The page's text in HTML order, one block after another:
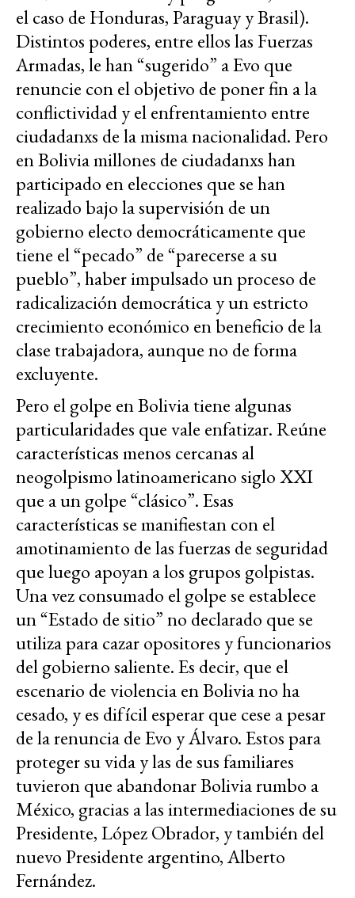
el caso de Honduras, Paraguay y Brasil).
Distintos poderes, entre ellos las Fuerzas
Armadas, le han “sugerido” a Evo que
renuncie con el objetivo de poner fin a la
conflictividad y el enfrentamiento entre
ciudadanxs de la misma nacionalidad. Pero
en Bolivia millones de ciudadanxs han
participado en elecciones que se han
realizado bajo la supervisión de un
gobierno electo democráticamente que
tiene el “pecado” de “parecerse a su
pueblo”, haber impulsado un proceso de
radicalización democrática y un estricto
crecimiento económico en beneficio de la
clase trabajadora, aunque no de forma
excluyente.
Pero el golpe en Bolivia tiene algunas
particularidades que vale enfatizar. Reúne
características menos cercanas al
neogolpismo latinoamericano siglo XXI
que a un golpe “clásico”. Esas
características se manifiestan con el
amotinamiento de las fuerzas de seguridad
que luego apoyan a los grupos golpistas.
Una vez consumado el golpe se establece
un “Estado de sitio” no declarado que se
utiliza para cazar opositores y funcionarios
del gobierno saliente. Es decir, que el
escenario de violencia en Bolivia no ha
cesado, y es difícil esperar que cese a pesar
de la renuncia de Evo y Álvaro. Estos para
proteger su vida y las de sus familiares
tuvieron que abandonar Bolivia rumbo a
México, gracias a las intermediaciones de su
Presidente, López Obrador, y también del
nuevo Presidente argentino, Alberto
Fernández.